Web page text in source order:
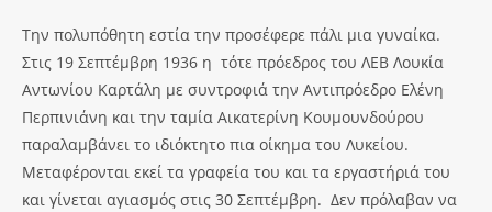
Την πολυπόθητη εστία την προσέφερε πάλι μια γυναίκα.
Στις 19 Σεπτέμβρη 1936 η τότε πρόεδρος του ΛΕΒ Λουκία
Αντωνίου Καρτάλη με συντροφιά την Αντιπρόεδρο Ελένη
Περπινιάνη και την ταμία Αικατερίνη Κουμουνδούρου
παραλαμβάνει το ιδιόκτητο πια οίκημα του Λυκείου.
Μεταφέρονται εκεί τα γραφεία του και τα εργαστήριά του
και γίνεται αγιασμός στις 30 Σεπτέμβρη. Δεν πρόλαβαν να